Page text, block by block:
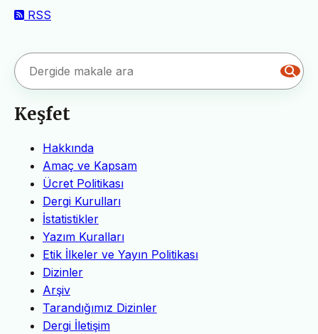
RSS
Keşfet
Hakkında
Amaç ve Kapsam
Ücret Politikası
Dergi Kurulları
İstatistikler
Yazım Kuralları
Etik İlkeler ve Yayın Politikası
Dizinler
Arşiv
Tarandığımız Dizinler
Dergi İletişim